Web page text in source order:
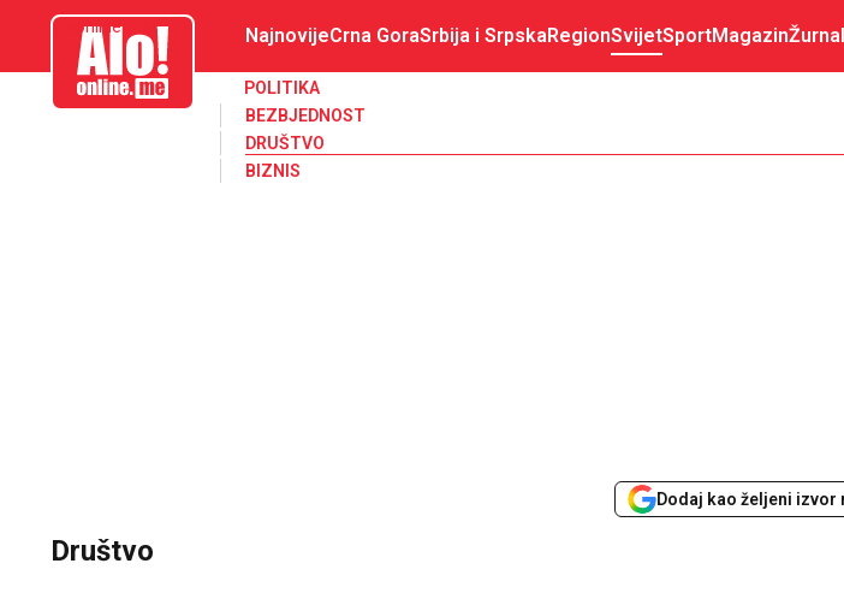
aloonline.me NajnovijeCrna GoraSrbija i SrpskaRegionSvijetSportMagazinŽurnal
POLITIKA
BEZBJEDNOST
DRUŠTVO
BIZNIS
Dodaj kao željeni
Društvo